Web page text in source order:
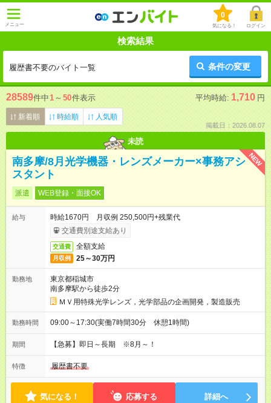
メニュー
0
気になる！ ログイン
検索結果
履歴書不要のバイト一覧 条件の変更
28589件中1 ～ 50件表示 平均時給: 1,710 円
新着順 時給順 人気順
掲載日：2026.08.07
未読
NEW
南多摩/8月光学機器・レンズメーカー×事務アシ
スタント
派遣 WEB登録・面接OK
給与
時給1670円 月収例 250,500円+残業代
交通費別途支給あり
交通費 全額支給
月収例 25～30万円
勤務地
東京都稲城市
南多摩駅から徒歩2分
ＭＶ用特殊光学レンズ，光学部品の企画開発，製造販売
勤務時間 09:00～17:30(実働7時間30分 休憩1時間)
期間 【急募】即日～長期 ※8月～！
特徴 履歴書不要
気になる！ 応募する 詳細へ